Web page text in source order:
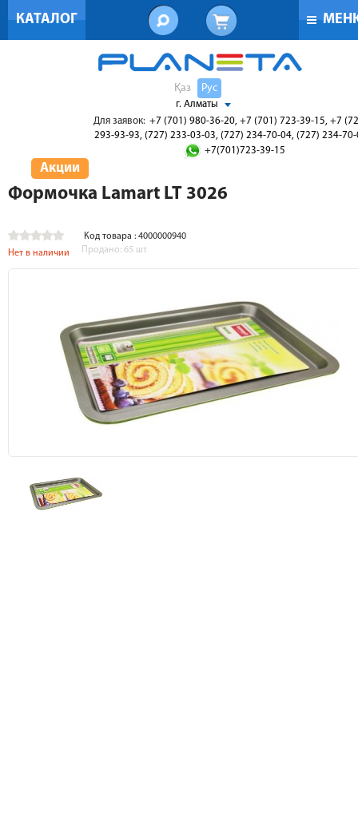
КАТАЛОГ
Қаз Рус
г. Алматы
Для заявок: +7 (701) 980-36-20, +7 (701) 723-39-15, +7
293-93-93, (727) 233-03-03, (727) 234-70-04, (727) 234-
+7(701)723-39-15
Акции
Формочка Lamart LT 3026
Код товара : 4000000940
Нет в наличии
Продано: 65 шт